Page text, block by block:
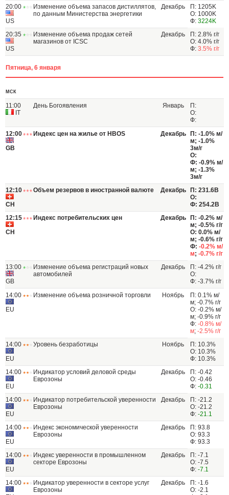
20:00
US
Изменение объема запасов дистиллятов,
по данным Министерства энергетики
Декабрь
П: 1205K
О: 1000K
Ф: 3224K
20:35
US
Изменение объема продаж сетей
магазинов от ICSC
Декабрь
П: 2.8% г/г
О: 4.0% г/г
Ф: 3.5% г/г
Пятница, 6 января
МСК
11:00
IT
День Богоявления Январь
П:
О:
Ф:
12:00
GB
Индекс цен на жилье от HBOS Декабрь
П: -1.0% м/
м; -1.0%
3м/г
О:
Ф: -0.9% м/
м; -1.3%
3м/г
12:10
CH
Объем резервов в иностранной валюте Декабрь
П: 231.6B
О:
Ф: 254.2B
12:15
CH
Индекс потребительских цен Декабрь
П: -0.2% м/
м; -0.5% г/г
О: 0.0% м/
м; -0.6% г/г
Ф: -0.2% м/
м; -0.7% г/г
13:00
GB
Изменение объема регистраций новых
автомобилей
Декабрь
П: -4.2% г/г
О:
Ф: -3.7% г/г
14:00
EU
Изменение объема розничной торговли Ноябрь
П: 0.1% м/
м; -0.7% г/г
О: -0.2% м/
м; -0.9% г/г
Ф: -0.8% м/
м; -2.5% г/г
14:00
EU
Уровень безработицы Ноябрь
П: 10.3%
О: 10.3%
Ф: 10.3%
14:00
EU
Индикатор условий деловой среды
Еврозоны
Декабрь
П: -0.42
О: -0.46
Ф: -0.31
14:00
EU
Индикатор потребительской уверенности
Еврозоны
Декабрь
П: -21.2
О: -21.2
Ф: -21.1
14:00
EU
Индекс экономической уверенности
Еврозоны
Декабрь
П: 93.8
О: 93.3
Ф: 93.3
14:00
EU
Индекс уверенности в промышленном
секторе Еврозоны
Декабрь
П: -7.1
О: -7.5
Ф: -7.1
14:00
Индикатор уверенности в секторе услуг
Еврозоны
Декабрь
П: -1.6
О: -2.1